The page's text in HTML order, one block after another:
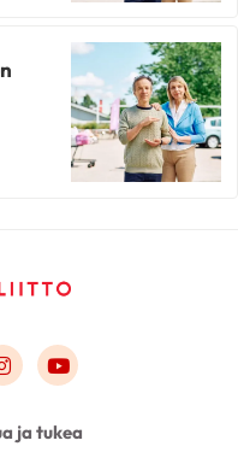
twitter
Link to instagram
Link to youtube
ja tukea